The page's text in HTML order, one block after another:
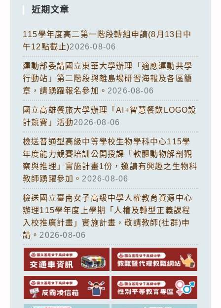
近期文章
115學年度高二第一階段轉組申請(8月13日中
午12點截止)2026-08-06
運動部委請國立東華大學辦理「適應運動共學
行動站」第二階段與離島場研習海報及各區簡
章，請踴躍報名參加。 2026-08-06
國立高雄餐旅大學辦理「AI+智慧餐飲LOGO設
計競賽」活動2026-08-06
檢送普通型高級中等學校生物學科中心115學
年度能力競賽培訓公開授課「軟體動物解剖觀
察與推理」實施計畫1份，邀請有興趣之生物科
教師踴躍參加。 2026-08-06
檢送國立臺南女子高級中學人權教育資源中心
辦理115學年度上學期「人權及轉型正義課程
入校推廣計畫」實施計畫，敬請教師(社群)申
請。 2026-08-06